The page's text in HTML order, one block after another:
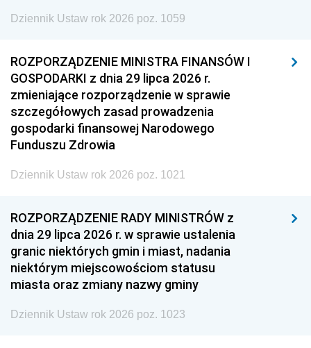
Dziennik Ustaw rok 2026 poz. 1059
ROZPORZĄDZENIE MINISTRA FINANSÓW I
GOSPODARKI z dnia 29 lipca 2026 r.
zmieniające rozporządzenie w sprawie
szczegółowych zasad prowadzenia
gospodarki finansowej Narodowego
Funduszu Zdrowia
Dziennik Ustaw rok 2026 poz. 1021
ROZPORZĄDZENIE RADY MINISTRÓW z
dnia 29 lipca 2026 r. w sprawie ustalenia
granic niektórych gmin i miast, nadania
niektórym miejscowościom statusu
miasta oraz zmiany nazwy gminy
Dziennik Ustaw rok 2026 poz. 1023